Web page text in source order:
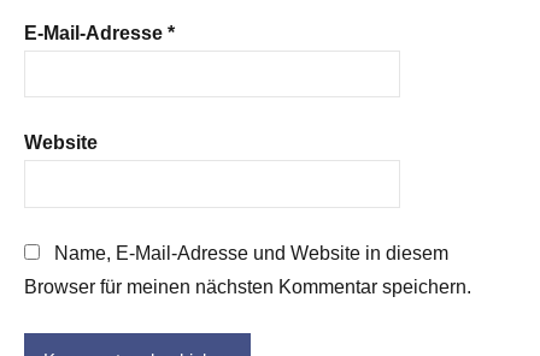
E-Mail-Adresse *
Website
Name, E-Mail-Adresse und Website in diesem
Browser für meinen nächsten Kommentar speichern.